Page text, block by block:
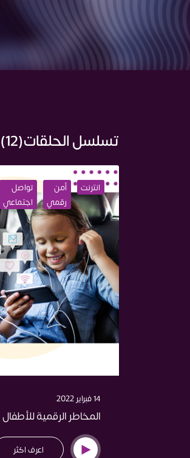
تسلسل الحلقات(12)
انترنت
أمن
رقمي
تواصل
اجتماعي
14 فبراير 2022
المخاطر الرقمية للأطفال
اعرف اكثر